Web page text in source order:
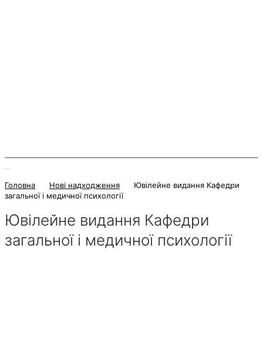
Головна Нові надходження
Ювілейне видання Кафедри
загальної і медичної психології
Ювілейне видання Кафедри
загальної і медичної психології